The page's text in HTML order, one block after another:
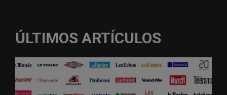
ÚLTIMOS ARTÍCULOS